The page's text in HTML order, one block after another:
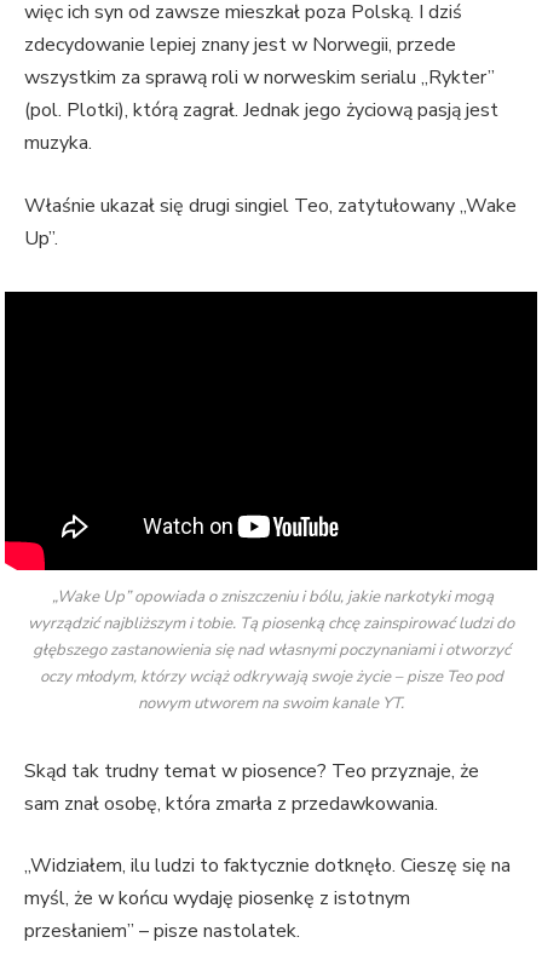
więc ich syn od zawsze mieszkał poza Polską. I dziś
zdecydowanie lepiej znany jest w Norwegii, przede
wszystkim za sprawą roli w norweskim serialu „Rykter”
(pol. Plotki), którą zagrał. Jednak jego życiową pasją jest
muzyka.
Właśnie ukazał się drugi singiel Teo, zatytułowany „Wake
Up”.
„Wake Up” opowiada o zniszczeniu i bólu, jakie narkotyki mogą
wyrządzić najbliższym i tobie. Tą piosenką chcę zainspirować ludzi do
głębszego zastanowienia się nad własnymi poczynaniami i otworzyć
oczy młodym, którzy wciąż odkrywają swoje życie – pisze Teo pod
nowym utworem na swoim kanale YT.
Skąd tak trudny temat w piosence? Teo przyznaje, że
sam znał osobę, która zmarła z przedawkowania.
„Widziałem, ilu ludzi to faktycznie dotknęło. Cieszę się na
myśl, że w końcu wydaję piosenkę z istotnym
przesłaniem” – pisze nastolatek.